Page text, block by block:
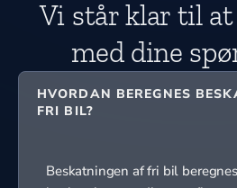
Vi står klar til
med dine
HVORDAN BEREGNES
FRI BIL?
Beskatningen af fri bil